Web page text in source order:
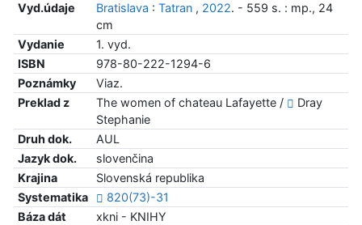
Vyd.údaje
Bratislava : Tatran, 2022. - 559 s. : mp., 24
cm
Vydanie
1. vyd.
ISBN
978-80-222-1294-6
Poznámky
Viaz.
Preklad z
The women of chateau Lafayette /
Dray
Stephanie
Druh dok.
AUL
Jazyk dok.
slovenčina
Krajina
Slovenská republika
Systematika
820(73)-31
Báza dát
xkni - KNIHY